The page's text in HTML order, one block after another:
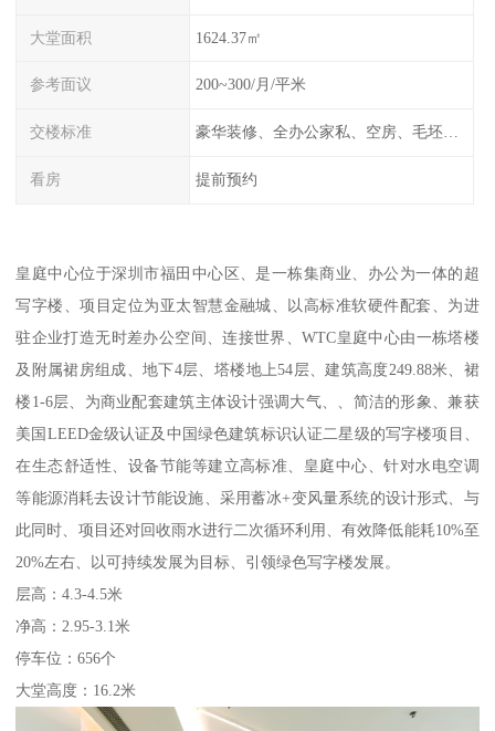
大堂面积 1624.37㎡
参考面议 200~300/月/平米
交楼标准 豪华装修、全办公家私、空房、毛坯、任选
看房 提前预约
皇庭中心位于深圳市福田中心区、是一栋集商业、办公为一体的超
写字楼、项目定位为亚太智慧金融城、以高标准软硬件配套、为进
驻企业打造无时差办公空间、连接世界、WTC皇庭中心由一栋塔楼
及附属裙房组成、地下4层、塔楼地上54层、建筑高度249.88米、裙
楼1-6层、为商业配套建筑主体设计强调大气、、简洁的形象、兼获
美国LEED金级认证及中国绿色建筑标识认证二星级的写字楼项目、
在生态舒适性、设备节能等建立高标准、皇庭中心、针对水电空调
等能源消耗去设计节能设施、采用蓄冰+变风量系统的设计形式、与
此同时、项目还对回收雨水进行二次循环利用、有效降低能耗10%至
20%左右、以可持续发展为目标、引领绿色写字楼发展。
层高：4.3-4.5米
净高：2.95-3.1米
停车位：656个
大堂高度：16.2米